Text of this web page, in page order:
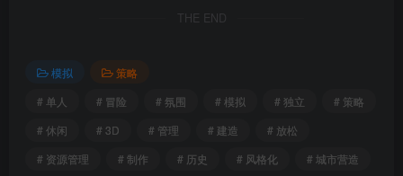
THE END
模拟
策略
# 单人
# 冒险 # 氛围 # 模拟 # 独立
# 策略
# 休闲
# 3D # 管理 # 建造
# 放松
# 资源管理
# 制作 # 历史 # 风格化
# 城市营造